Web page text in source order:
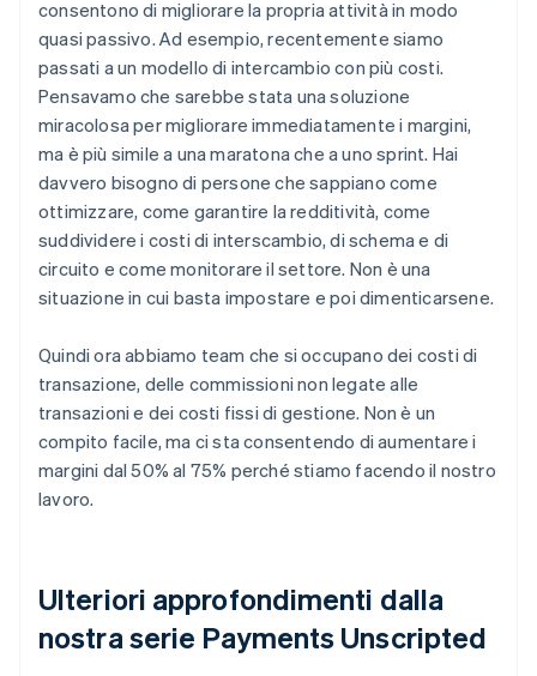
consentono di migliorare la propria attività in modo
quasi passivo. Ad esempio, recentemente siamo
passati a un modello di intercambio con più costi.
Pensavamo che sarebbe stata una soluzione
miracolosa per migliorare immediatamente i margini,
ma è più simile a una maratona che a uno sprint. Hai
davvero bisogno di persone che sappiano come
ottimizzare, come garantire la redditività, come
suddividere i costi di interscambio, di schema e di
circuito e come monitorare il settore. Non è una
situazione in cui basta impostare e poi dimenticarsene.
Quindi ora abbiamo team che si occupano dei costi di
transazione, delle commissioni non legate alle
transazioni e dei costi fissi di gestione. Non è un
compito facile, ma ci sta consentendo di aumentare i
margini dal 50% al 75% perché stiamo facendo il nostro
lavoro.
Ulteriori approfondimenti dalla
nostra serie Payments Unscripted